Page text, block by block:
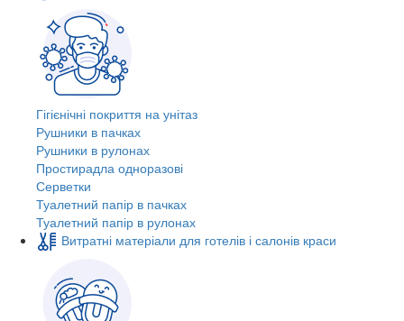
Гігієнічні покриття на унітаз
Рушники в пачках
Рушники в рулонах
Простирадла одноразові
Серветки
Туалетний папір в пачках
Туалетний папір в рулонах
Витратні матеріали для готелів і салонів краси